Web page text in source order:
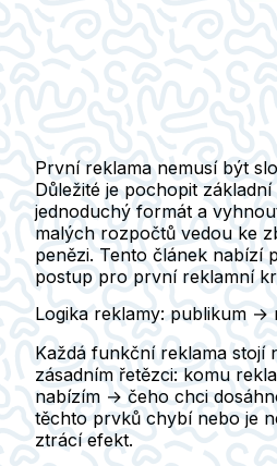
První reklama nemusí být
Důležité je pochopit
jednoduchý formát a
malých rozpočtů vedou ke
penězi. Tento článek nabízí
postup pro první reklamní
Logika reklamy: publikum
Každá funkční reklama stojí
zásadním řetězci: komu
nabízím → čeho chci
těchto prvků chybí nebo je
ztrácí efekt.